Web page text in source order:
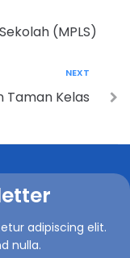
(MPLS)
NEXT
Taman Kelas
adipiscing elit.
nulla.